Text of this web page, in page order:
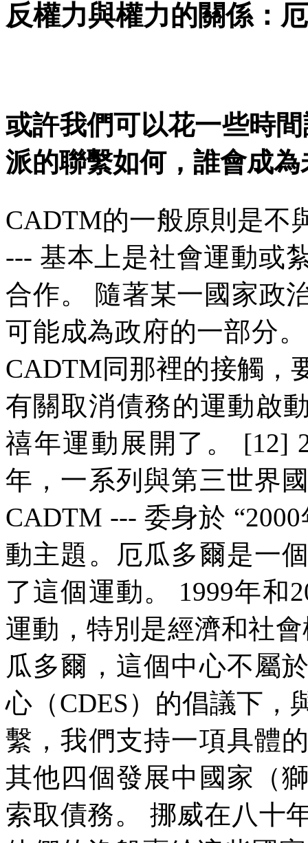
反權力與權力的關係：
或許我們可以花一些時
派的聯繫如何，誰會成
CADTM的一般原則是不
--- 基本上是社會運動或
合作。
隨著某一國家政
可能成為政府的一部分。
CADTM同那裡的接觸，
有關取消債務的運動啟
禧年運動展開了。
[12]
年，一系列與第三世界
CADTM --- 委身於 “2000
動主題。厄瓜多爾是一
了這個運動。
1999年和
運動，特別是經濟和社
瓜多爾，這個中心不屬
心（CDES）的倡議下，
繫，我們支持一項具體
其他四個發展中國家（
索取債務。
挪威在八十